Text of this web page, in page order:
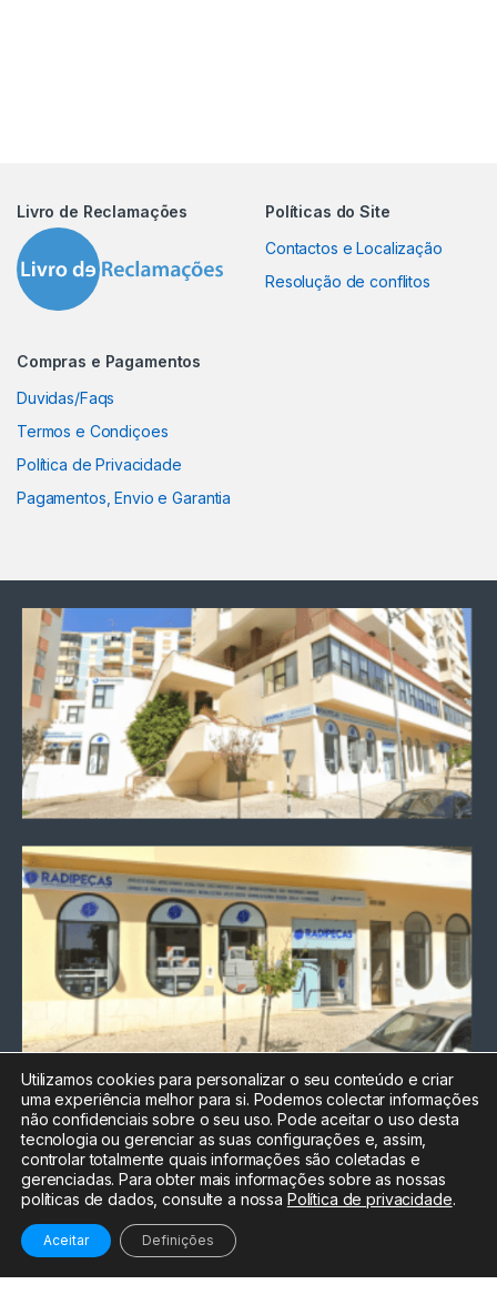
Livro de Reclamações
Políticas do Site
Contactos e Localização
Resolução de conflitos
Compras e Pagamentos
Duvidas/Faqs
Termos e Condiçoes
Política de Privacidade
Pagamentos, Envio e Garantia
Chamada para a rede fixa
nacional
Electrónica:212
588 047
Informática:212
588 044
Utilizamos cookies para personalizar o seu conteúdo e criar
uma experiência melhor para si. Podemos colectar informações
não confidenciais sobre o seu uso. Pode aceitar o uso desta
tecnologia ou gerenciar as suas configurações e, assim,
controlar totalmente quais informações são coletadas e
gerenciadas. Para obter mais informações sobre as nossas
políticas de dados, consulte a nossa Política de privacidade.
Aceitar Definições